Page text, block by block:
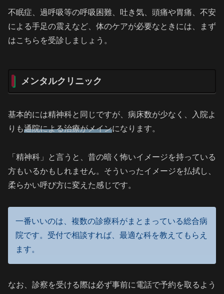
不眠症、過呼吸等の呼吸困難、吐き気、頭痛や胃痛、不安
による手足の震えなど、体のケアが必要なときには、まず
はこちらを受診しましょう。
メンタルクリニック
基本的には精神科と同じですが、病床数が少なく、入院よ
りも通院による治療がメインになります。
「精神科」と言うと、昔の暗く怖いイメージを持っている
方もいるかもしれません。そういったイメージを払拭し、
柔らかい呼び方に変えた感じです。
一番いいのは、複数の診療科がまとまっている総合病
院です。受付で相談すれば、最適な科を教えてもらえ
ます。
なお、診察を受ける際は必ず事前に電話で予約を取るよう